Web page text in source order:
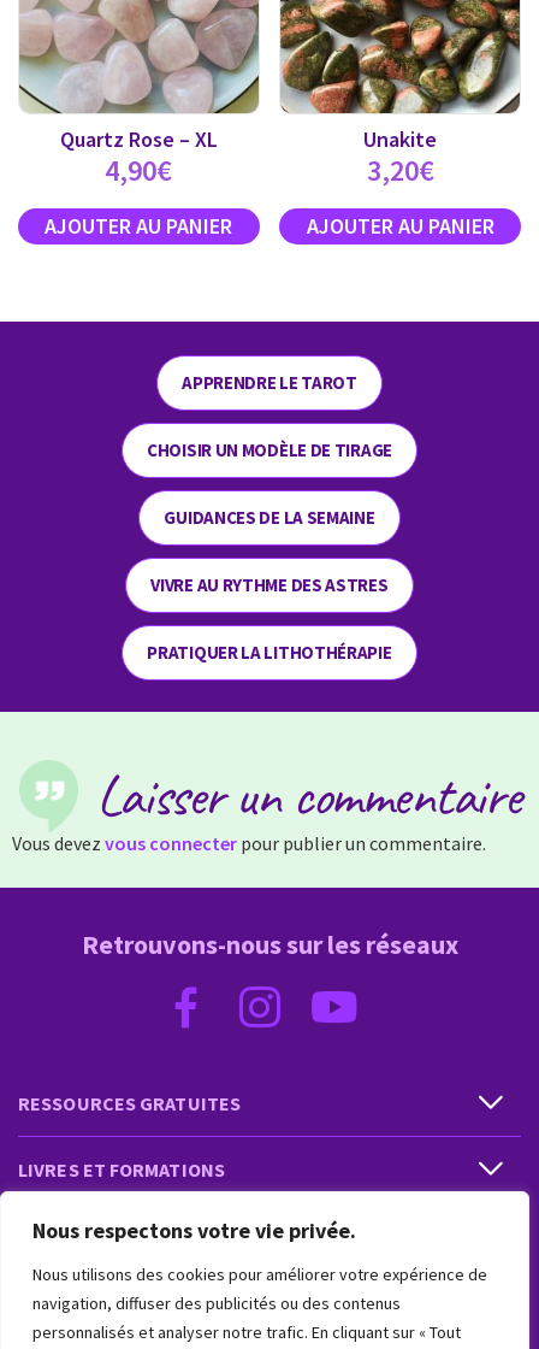
Nous respectons votre vie privée.
Nous utilisons des cookies pour améliorer votre expérience de
navigation, diffuser des publicités ou des contenus
personnalisés et analyser notre trafic. En cliquant sur « Tout
Quartz Rose – XL
4,90€
Unakite
3,20€
APPRENDRE LE TAROT
CHOISIR UN MODÈLE DE TIRAGE
GUIDANCES DE LA SEMAINE
VIVRE AU RYTHME DES ASTRES
PRATIQUER LA LITHOTHÉRAPIE
Laisser un commentaire
Vous devez vous connecter pour publier un commentaire.
RESSOURCES GRATUITES
LIVRES ET FORMATIONS
PRESTATIONS ET PRODUITS
VIVRE INTUITIF
Retrouvons-nous sur les réseaux